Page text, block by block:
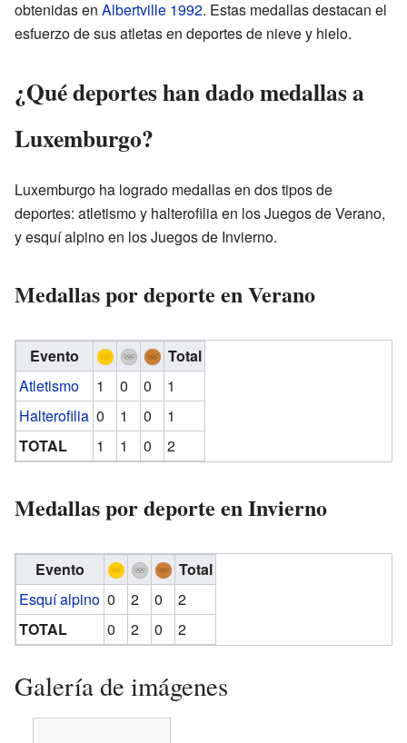
obtenidas en Albertville 1992. Estas medallas destacan el
esfuerzo de sus atletas en deportes de nieve y hielo.
¿Qué deportes han dado medallas a
Luxemburgo?
Luxemburgo ha logrado medallas en dos tipos de
deportes: atletismo y halterofilia en los Juegos de Verano,
y esquí alpino en los Juegos de Invierno.
Medallas por deporte en Verano
Evento
Total
Atletismo
1 0 0
1
Halterofilia 0 1 0
1
TOTAL
1 1 0 2
Medallas por deporte en Invierno
Evento
Total
Esquí alpino 0 2 0
2
TOTAL
0 2 0 2
Galería de imágenes